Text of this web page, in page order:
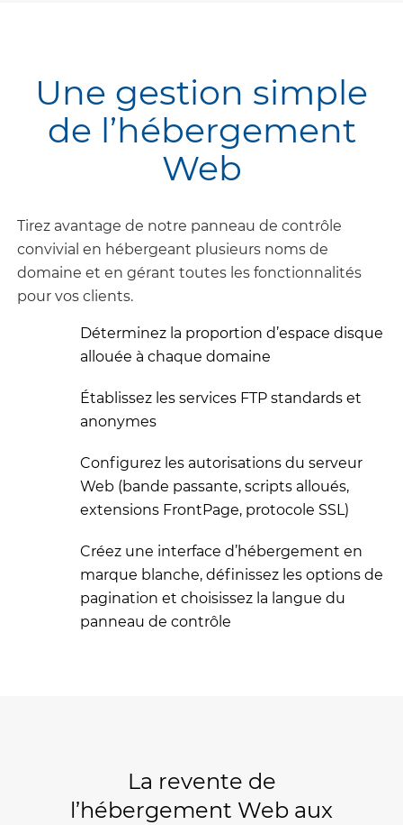
Une gestion simple
de l’hébergement
Web
Tirez avantage de notre panneau de contrôle
convivial en hébergeant plusieurs noms de
domaine et en gérant toutes les fonctionnalités
pour vos clients.
Déterminez la proportion d’espace disque
allouée à chaque domaine
Établissez les services FTP standards et
anonymes
Configurez les autorisations du serveur
Web (bande passante, scripts alloués,
extensions FrontPage, protocole SSL)
Créez une interface d’hébergement en
marque blanche, définissez les options de
pagination et choisissez la langue du
panneau de contrôle
La revente de
l’hébergement Web aux